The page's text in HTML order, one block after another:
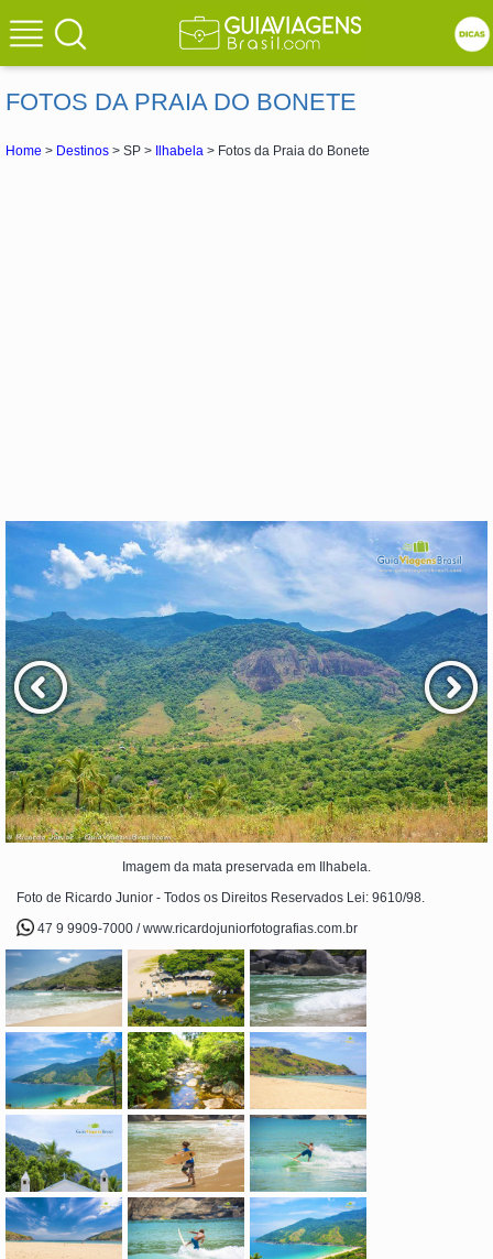
FOTOS DA PRAIA DO BONETE
Home > Destinos > SP > Ilhabela > Fotos da Praia do Bonete
Imagem da mata preservada em Ilhabela.
Foto de Ricardo Junior - Todos os Direitos Reservados Lei: 9610/98.
47 9 9909-7000 / www.ricardojuniorfotografias.com.br